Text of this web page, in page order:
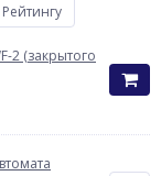
Рейтингу
2 (закрытого